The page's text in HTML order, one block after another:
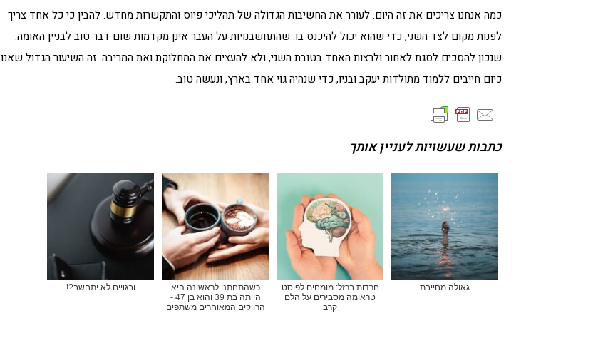
כמה אנחנו צריכים את זה היום. לעורר את החשיבות הגדולה של תהליכי פיוס והתקשרות מחדש. להבין כי כל אחד צריך
לפנות מקום לצד השני, כדי שהוא יכול להיכנס בו. שהתחשבנויות על העבר אינן מקדמות שום דבר טוב לבניין האומה.
שנכון להסכים לסגת לאחור ולרצות האחד בטובת השני, ולא להעצים את המחלוקת ואת המריבה. זה השיעור הגדול שאנו
כיום חייבים ללמוד מתולדות יעקב ובניו, כדי שנהיה גוי אחד בארץ, ונעשה טוב.
כתבות שעשויות לעניין אותך
גאולה מחייבת
חרדות ברזל: מומחים לפוסט
טראומה מסבירים על הלם
קרב
כשהתחתנו לראשונה היא
הייתה בת 39 והוא בן 47 -
הרווקים המאוחרים משתפים
ובגויים לא יתחשב?!